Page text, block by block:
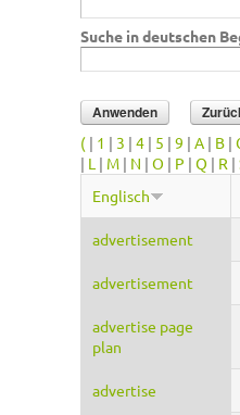
Suche in deutschen
( | 1 | 3 | 4 | 5 | 9 | A | B |
| L | M | N | O | P | Q | R |
Englisch
advertisement
advertisement
advertise page
plan
advertise